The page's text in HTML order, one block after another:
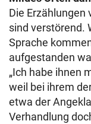
Die Erzählungen
sind verstörend.
Sprache
aufgestanden
„Ich habe ihnen
weil bei ihrem
etwa der
Verhandlung